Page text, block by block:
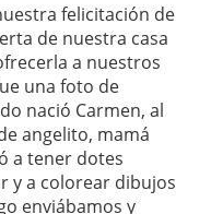
felicitación de
de nuestra casa
a nuestros
una foto de
nació Carmen, al
angelito, mamá
a tener dotes
y a colorear dibujos
enviábamos y